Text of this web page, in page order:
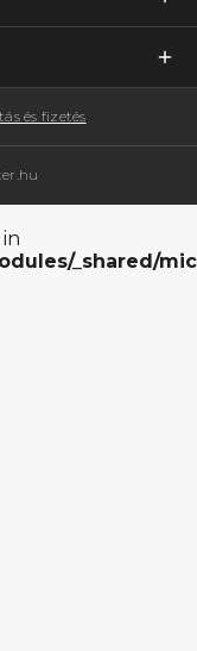
és fizetés
_shared/